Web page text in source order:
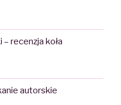
– recenzja koła
autorskie